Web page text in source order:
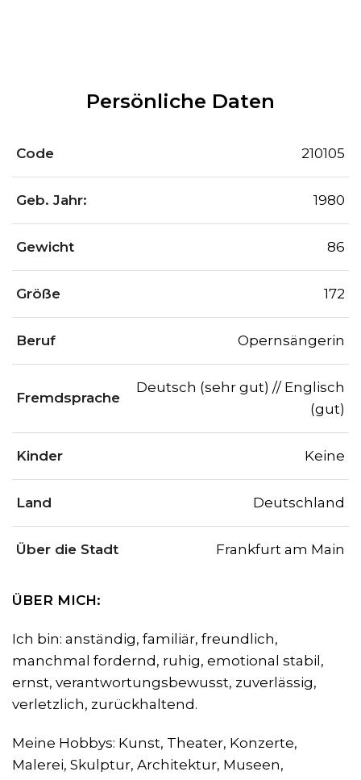
Persönliche Daten
Code 210105
Geb. Jahr: 1980
Gewicht 86
Größe 172
Beruf Opernsängerin
Fremdsprache
Deutsch (sehr gut) // Englisch
(gut)
Kinder Keine
Land Deutschland
Über die Stadt Frankfurt am Main
ÜBER MICH:
Ich bin: anständig, familiär, freundlich,
manchmal fordernd, ruhig, emotional stabil,
ernst, verantwortungsbewusst, zuverlässig,
verletzlich, zurückhaltend.
Meine Hobbys: Kunst, Theater, Konzerte,
Malerei, Skulptur, Architektur, Museen,